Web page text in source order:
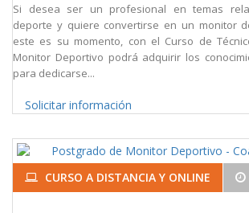
Si desea ser un profesional en temas
deporte y quiere convertirse en un monitor
este es su momento, con el Curso de
Monitor Deportivo podrá adquirir los
para dedicarse...
Solicitar información
CURSO A DISTANCIA Y ONLINE